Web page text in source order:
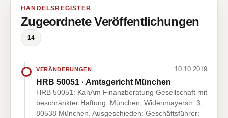
HANDELSREGISTER
Zugeordnete Veröffentlichungen
14
VERÄNDERUNGEN 10.10.2019
HRB 50051 · Amtsgericht München
HRB 50051: KanAm Finanzberatung Gesellschaft mit
beschränkter Haftung, München, Widenmayerstr. 3,
80538 München. Ausgeschieden: Geschäftsführer: